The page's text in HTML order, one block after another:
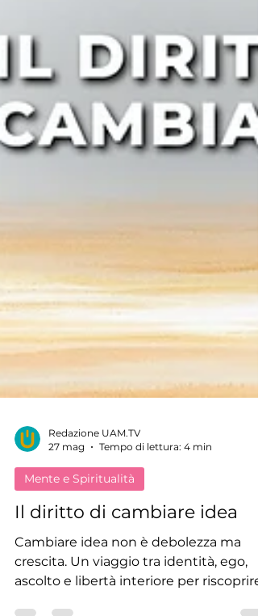
27 mag
Tempo di lettura: 4 min
Mente e Spiritualità
Il diritto di cambiare idea
Cambiare idea non è debolezza ma